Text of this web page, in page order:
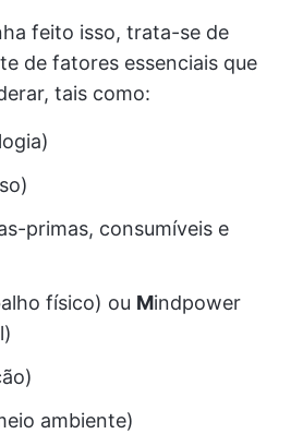
feito isso, trata-se de
de fatores essenciais que
tais como:
primas, consumíveis e
físico) ou Mindpower
ambiente)